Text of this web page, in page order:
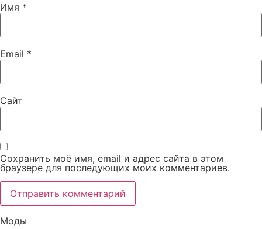
Имя *
Email *
Сайт
Сохранить моё имя, email и адрес сайта в этом
браузере для последующих моих комментариев.
Моды